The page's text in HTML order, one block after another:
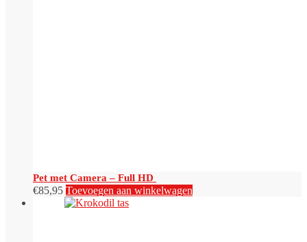
Pet met Camera – Full HD
€85,95 Toevoegen aan winkelwagen